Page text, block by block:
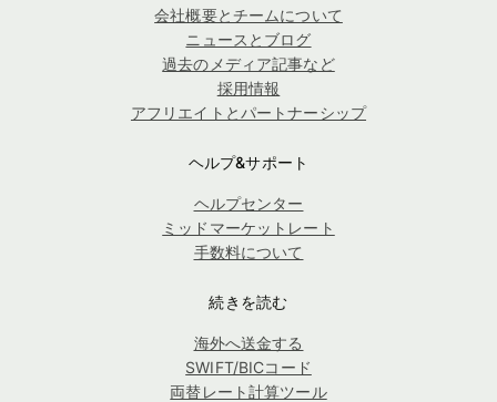
会社概要とチームについて
ニュースとブログ
過去のメディア記事など
採用情報
アフリエイトとパートナーシップ
ヘルプ&サポート
ヘルプセンター
ミッドマーケットレート
手数料について
続きを読む
海外へ送金する
SWIFT/BICコード
両替レート計算ツール